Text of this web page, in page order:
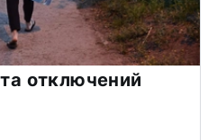
отключений